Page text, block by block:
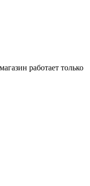
работает только